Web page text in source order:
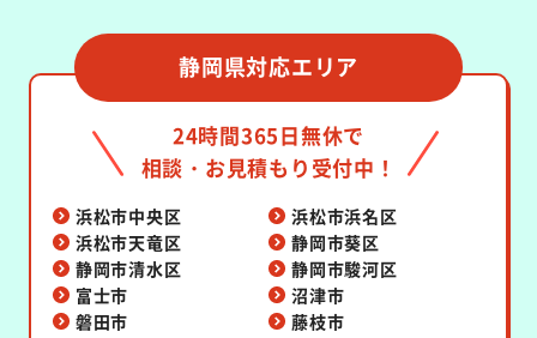
静岡県対応エリア
24時間365日無休で
相談・お見積もり受付中！
浜松市中央区
浜松市浜名区
浜松市天竜区
静岡市葵区
静岡市清水区
静岡市駿河区
富士市
沼津市
磐田市
藤枝市